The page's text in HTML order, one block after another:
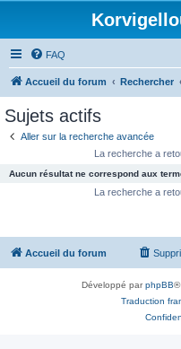
FAQ
Accueil du forum Rechercher
Sujets actifs
Aller sur la recherche avancée
La recherche a
Aucun résultat ne correspond aux
La recherche a
Accueil du forum
Développé parphpBB®
Traduction